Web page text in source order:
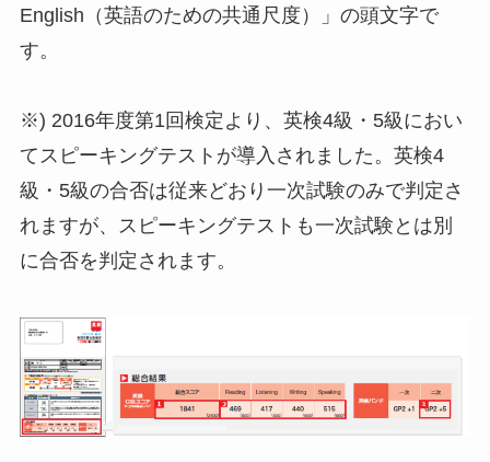
English（英語のための共通尺度）」の頭文字で
す。
※) 2016年度第1回検定より、英検4級・5級におい
てスピーキングテストが導入されました。英検4
級・5級の合否は従来どおり一次試験のみで判定さ
れますが、スピーキングテストも一次試験とは別
に合否を判定されます。